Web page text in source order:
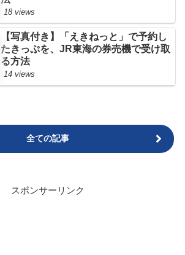
18 views
【写真付き】「えきねっと」で予約し
たきっぷを、JR東海の券売機で受け取
る方法
14 views
全ての記事
スポンサーリンク